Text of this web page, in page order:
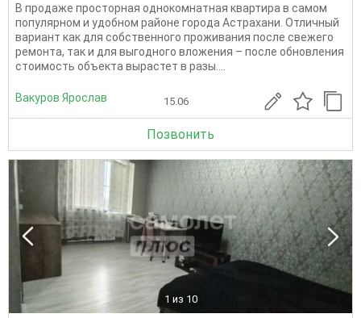
В продаже просторная однокомнатная квартира в самом
популярном и удобном районе города Астрахани. Отличный
вариант как для собственного проживания после свежего
ремонта, так и для выгодного вложения – после обновления
стоимость объекта вырастет в разы....
Вакуров Ярослав 15.06
Позвонить
1 из 10